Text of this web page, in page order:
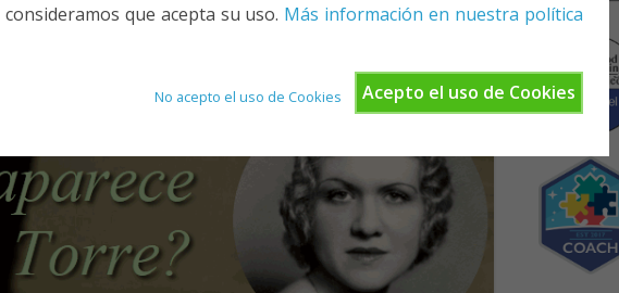
que acepta su uso. Más información en nuestra política
Acepto el uso de Cookies
No acepto el uso de Cookies